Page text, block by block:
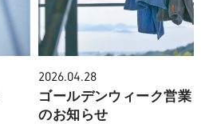
2026.04.28
ゴールデンウィーク営業
のお知らせ